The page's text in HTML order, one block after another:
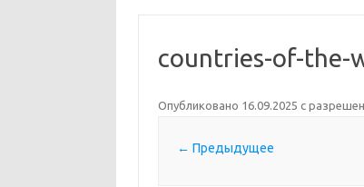
countries-of-the-
Опубликовано 16.09.2025 с
← Предыдущее